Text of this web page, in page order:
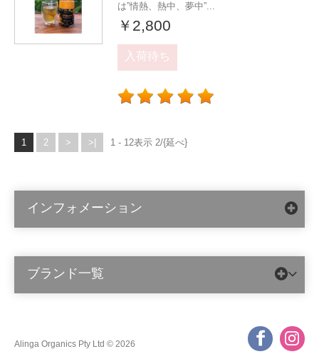
は”情熱、熱中、夢中”...
￥2,800
入荷待ち
1 2 > >| 1 - 12表示 2/{延べ}
インフォメーション
ブランド一覧
Alinga Organics Pty Ltd © 2026